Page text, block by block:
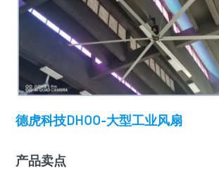
德虎科技DHOO-大型工业风扇
产品卖点